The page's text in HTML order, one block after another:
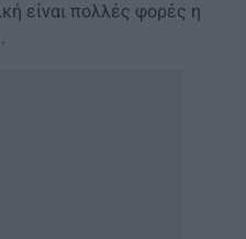
είναι πολλές φορές η